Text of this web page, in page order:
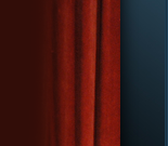
/media/ssd/html/